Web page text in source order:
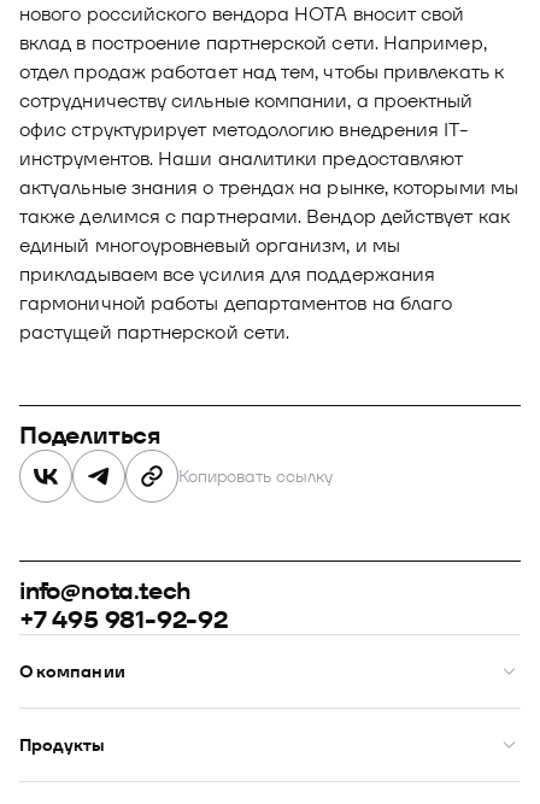
нового российского вендора НОТА вносит свой
вклад в построение партнерской сети. Например,
отдел продаж работает над тем, чтобы привлекать к
сотрудничеству сильные компании, а проектный
офис структурирует методологию внедрения IT-
инструментов. Наши аналитики предоставляют
актуальные знания о трендах на рынке, которыми мы
также делимся с партнерами. Вендор действует как
единый многоуровневый организм, и мы
прикладываем все усилия для поддержания
гармоничной работы департаментов на благо
растущей партнерской сети.
Поделиться
Копировать ссылку
info@nota.tech
+7 495 981-92-92
О компании
О нас
Премии
Рейтинги
Кейсы
Продукты
Модус